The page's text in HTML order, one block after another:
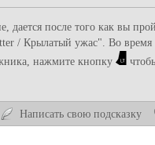
дается после того как вы
/ Крылатый ужас". Во
нажмите кнопку
Написать свою подсказку